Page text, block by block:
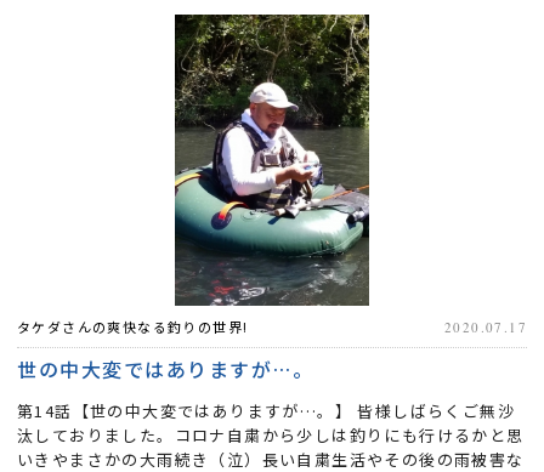
タケダさんの爽快なる釣りの世界! 2020.07.17
世の中大変ではありますが…。
第14話【世の中大変ではありますが…。】 皆様しばらくご無沙
汰しておりました。コロナ自粛から少しは釣りにも行けるかと思
いきやまさかの大雨続き（泣）長い自粛生活やその後の雨被害な